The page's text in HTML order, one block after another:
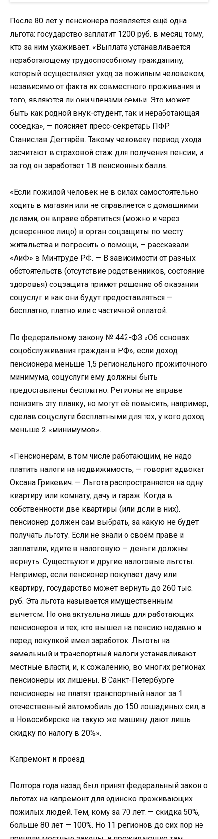
После 80 лет у пенсионера появляется ещё одна
льгота: государство заплатит 1200 руб. в месяц тому,
кто за ним ухаживает. «Выплата устанавливается
неработающему трудоспособному гражданину,
который осуществляет уход за пожилым человеком,
независимо от факта их совместного проживания и
того, являются ли они членами семьи. Это может
быть как родной внук-студент, так и неработающая
соседка», — поясняет пресс-секретарь ПФР
Станислав Дегтярёв. Такому человеку период ухода
засчитают в страховой стаж для получения пенсии, и
за год он заработает 1,8 пенсионных балла.
«Если пожилой человек не в силах самостоятельно
ходить в магазин или не справляется с домашними
делами, он вправе обратиться (можно и через
доверенное лицо) в орган соцзащиты по месту
жительства и попросить о помощи, — рассказали
«АиФ» в Минтруде РФ. — В зависимости от разных
обстоятельств (отсут­ствие родственников, состояние
здоровья) соцзащита примет решение об оказании
соцуслуг и как они будут предоставляться —
бесплатно, платно или с частичной оплатой.
По федеральному закону № 442-ФЗ «Об основах
соцобслуживания граждан в РФ», если доход
пенсионера меньше 1,5 регионального прожиточного
минимума, соцуслуги ему должны быть
предоставлены бесплатно. Регионы не вправе
понизить эту планку, но могут её повысить, например,
сделав соцуслуги бесплатными для тех, у кого доход
меньше 2 «минимумов».
«Пенсионерам, в том числе работающим, не надо
платить налоги на недвижимость, — говорит адвокат
Оксана Грикевич. — Льгота распространяется на одну
квартиру или комнату, дачу и гараж. Когда в
собственности две квартиры (или доли в них),
пенсионер должен сам выбрать, за какую не будет
получать льготу. Если не знали о своём праве и
заплатили, идите в налоговую — деньги должны
вернуть. Существуют и другие налоговые льготы.
Например, если пенсионер покупает дачу или
квартиру, государство может вернуть до 260 тыс.
руб. Эта льгота называется имущественным
вычетом. Но она актуальна лишь для работающих
пенсионеров и тех, кто вышел на пенсию недавно и
перед покупкой имел заработок. Льготы на
земельный и транспортный налоги устанавливают
местные власти, и, к сожалению, во многих регионах
пенсионеры их лишены. В Санкт-Петербурге
пенсионеры не платят транспортный налог за 1
отечественный автомобиль до 150 лошадиных сил, а
в Новосибирске на такую же машину дают лишь
скидку по налогу в 20%».
Капремонт и проезд
Полтора года назад был принят федеральный закон о
льготах на капремонт для одиноко проживающих
пожилых людей. Тем, кому за 70 лет, — скидка 50%,
больше 80 лет — 100%. Но 11 регионов до сих пор не